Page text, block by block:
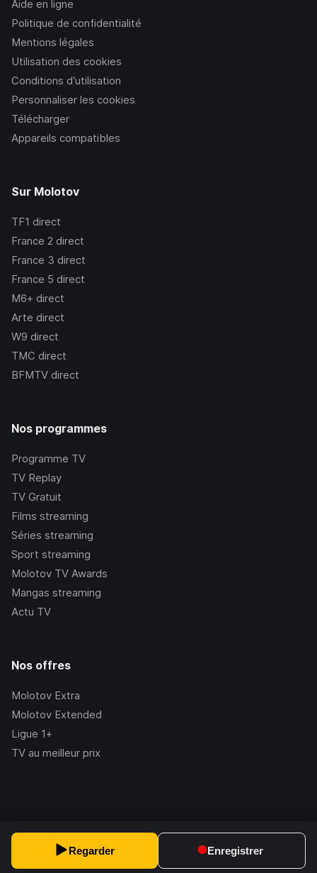
Regarder Enregistrer
Aide en ligne
Politique de confidentialité
Mentions légales
Utilisation des cookies
Conditions d’utilisation
Personnaliser les cookies
Télécharger
Appareils compatibles
Sur Molotov
TF1 direct
France 2 direct
France 3 direct
France 5 direct
M6+ direct
Arte direct
W9 direct
TMC direct
BFMTV direct
Nos programmes
Programme TV
TV Replay
TV Gratuit
Films streaming
Séries streaming
Sport streaming
Molotov TV Awards
Mangas streaming
Actu TV
Nos offres
Molotov Extra
Molotov Extended
Ligue 1+
TV au meilleur prix
2.228.1